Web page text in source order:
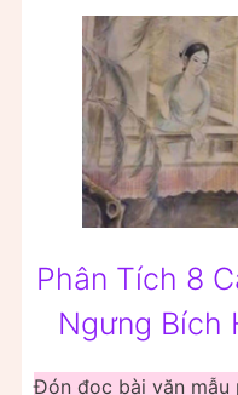
Phân Tích 8
Ngưng Bích
Đón đọc bài văn mẫu